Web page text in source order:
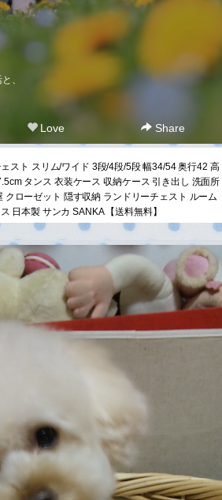
、
Love Share
スト スリム/ワイド 3段/4段/5段 幅34/54 奥行42 高
タンス 衣装ケース 収納ケース 引き出し 洗面所
クローゼット 隠す収納 ランドリーチェスト ルーム
ス 日本製 サンカ SANKA 【送料無料】